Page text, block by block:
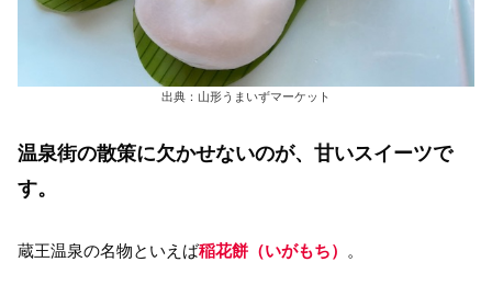
出典：山形うまいずマーケット
温泉街の散策に欠かせないのが、甘いスイーツで
す。
蔵王温泉の名物といえば稲花餅（いがもち） 。